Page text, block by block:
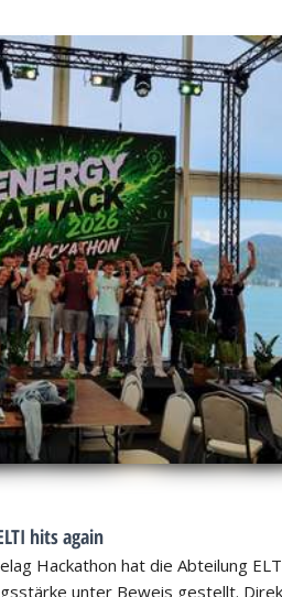
hits again
Hackathon hat die Abteilung
unter Beweis gestellt.